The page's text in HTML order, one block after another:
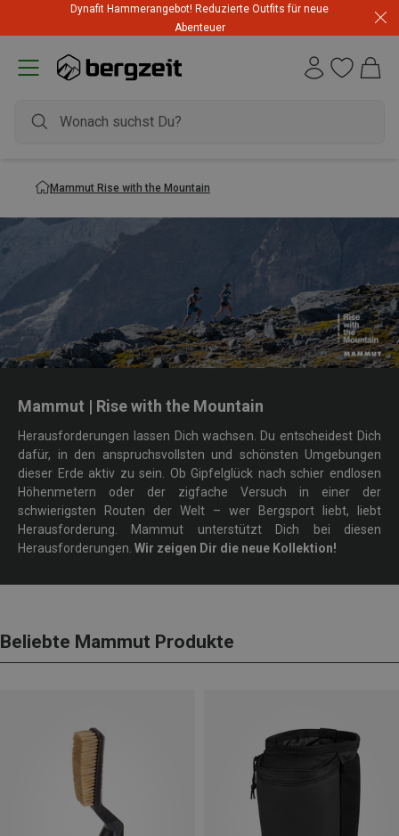
Dynafit Hammerangebot! Reduzierte Outfits für neue
Abenteuer
Mammut Rise with the Mountain
Mammut | Rise with the Mountain
Herausforderungen lassen Dich wachsen. Du entscheidest Dich
dafür, in den anspruchsvollsten und schönsten Umgebungen
dieser Erde aktiv zu sein. Ob Gipfelglück nach schier endlosen
Höhenmetern oder der zigfache Versuch in einer der
schwierigsten Routen der Welt – wer Bergsport liebt, liebt
Herausforderung. Mammut unterstützt Dich bei diesen
Herausforderungen. Wir zeigen Dir die neue Kollektion!
Beliebte Mammut Produkte